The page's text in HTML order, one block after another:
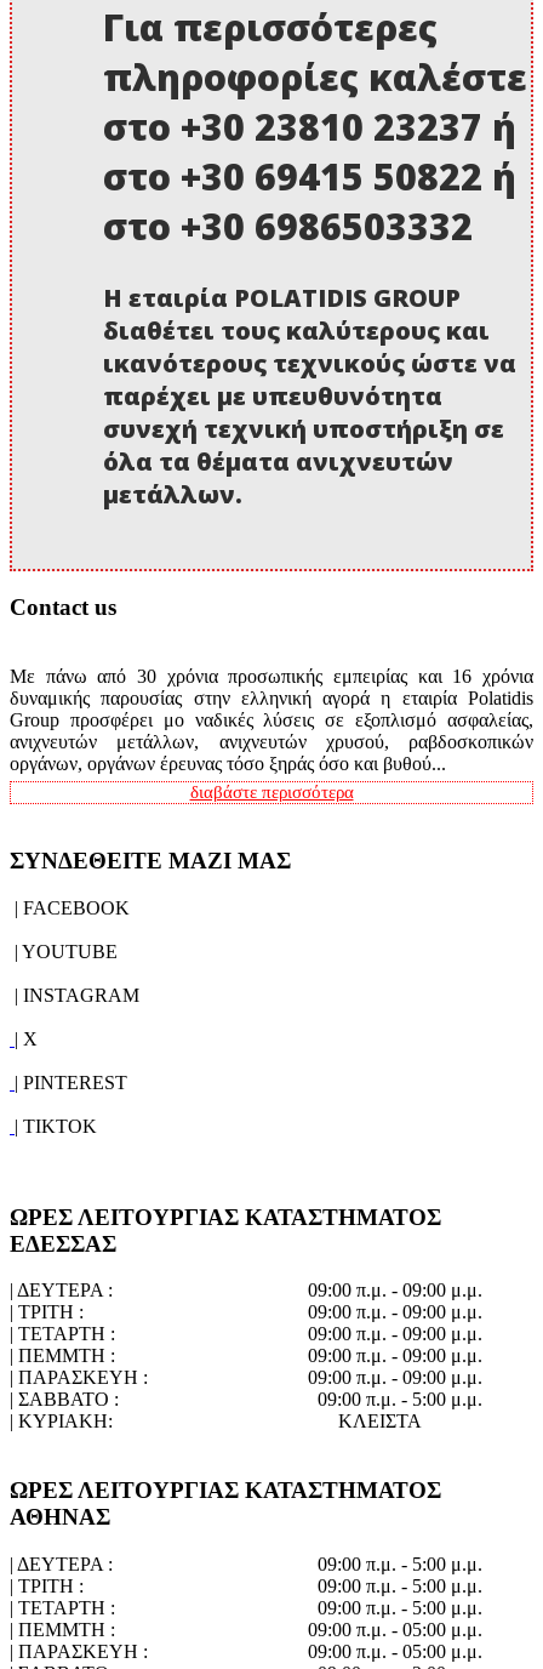
Για περισσότερες
πληροφορίες καλέστε
στο +30 23810 23237 ή
στο +30 69415 50822 ή
στο +30 6986503332
Η εταιρία POLATIDIS GROUP
διαθέτει τους καλύτερους και
ικανότερους τεχνικούς ώστε να
παρέχει με υπευθυνότητα
συνεχή τεχνική υποστήριξη σε
όλα τα θέματα ανιχνευτών
μετάλλων.
Contact us
Με πάνω από 30 χρόνια προσωπικής εμπειρίας και 16 χρόνια
δυναμικής παρουσίας στην ελληνική αγορά η εταιρία Polatidis
Group προσφέρει μο ναδικές λύσεις σε εξοπλισμό ασφαλείας,
ανιχνευτών μετάλλων, ανιχνευτών χρυσού, ραβδοσκοπικών
οργάνων, οργάνων έρευνας τόσο ξηράς όσο και βυθού...
διαβάστε περισσότερα
ΣΥΝΔΕΘΕΙΤΕ ΜΑΖΙ ΜΑΣ
| FACEBOOK
| YOUTUBE
| INSTAGRAM
| X
| PINTEREST
| TIKTOK
ΩΡΕΣ ΛΕΙΤΟΥΡΓΙΑΣ ΚΑΤΑΣΤΗΜΑΤΟΣ
ΕΔΕΣΣΑΣ
| ΔΕΥΤΕΡΑ :
09:00 π.μ. - 09:00 μ.μ.
| ΤΡΙΤΗ :
09:00 π.μ. - 09:00 μ.μ.
| ΤΕΤΑΡΤΗ :
09:00 π.μ. - 09:00 μ.μ.
| ΠΕΜΜΤΗ :
09:00 π.μ. - 09:00 μ.μ.
| ΠΑΡΑΣΚΕΥΗ :
09:00 π.μ. - 09:00 μ.μ.
| ΣΑΒΒΑΤΟ :
09:00 π.μ. - 5:00 μ.μ.
| ΚΥΡΙΑΚΗ:
ΚΛΕΙΣΤΑ
ΩΡΕΣ ΛΕΙΤΟΥΡΓΙΑΣ ΚΑΤΑΣΤΗΜΑΤΟΣ
ΑΘΗΝΑΣ
| ΔΕΥΤΕΡΑ :
09:00 π.μ. - 5:00 μ.μ.
| ΤΡΙΤΗ :
09:00 π.μ. - 5:00 μ.μ.
| ΤΕΤΑΡΤΗ :
09:00 π.μ. - 5:00 μ.μ.
| ΠΕΜΜΤΗ :
09:00 π.μ. - 05:00 μ.μ.
| ΠΑΡΑΣΚΕΥΗ :
09:00 π.μ. - 05:00 μ.μ.